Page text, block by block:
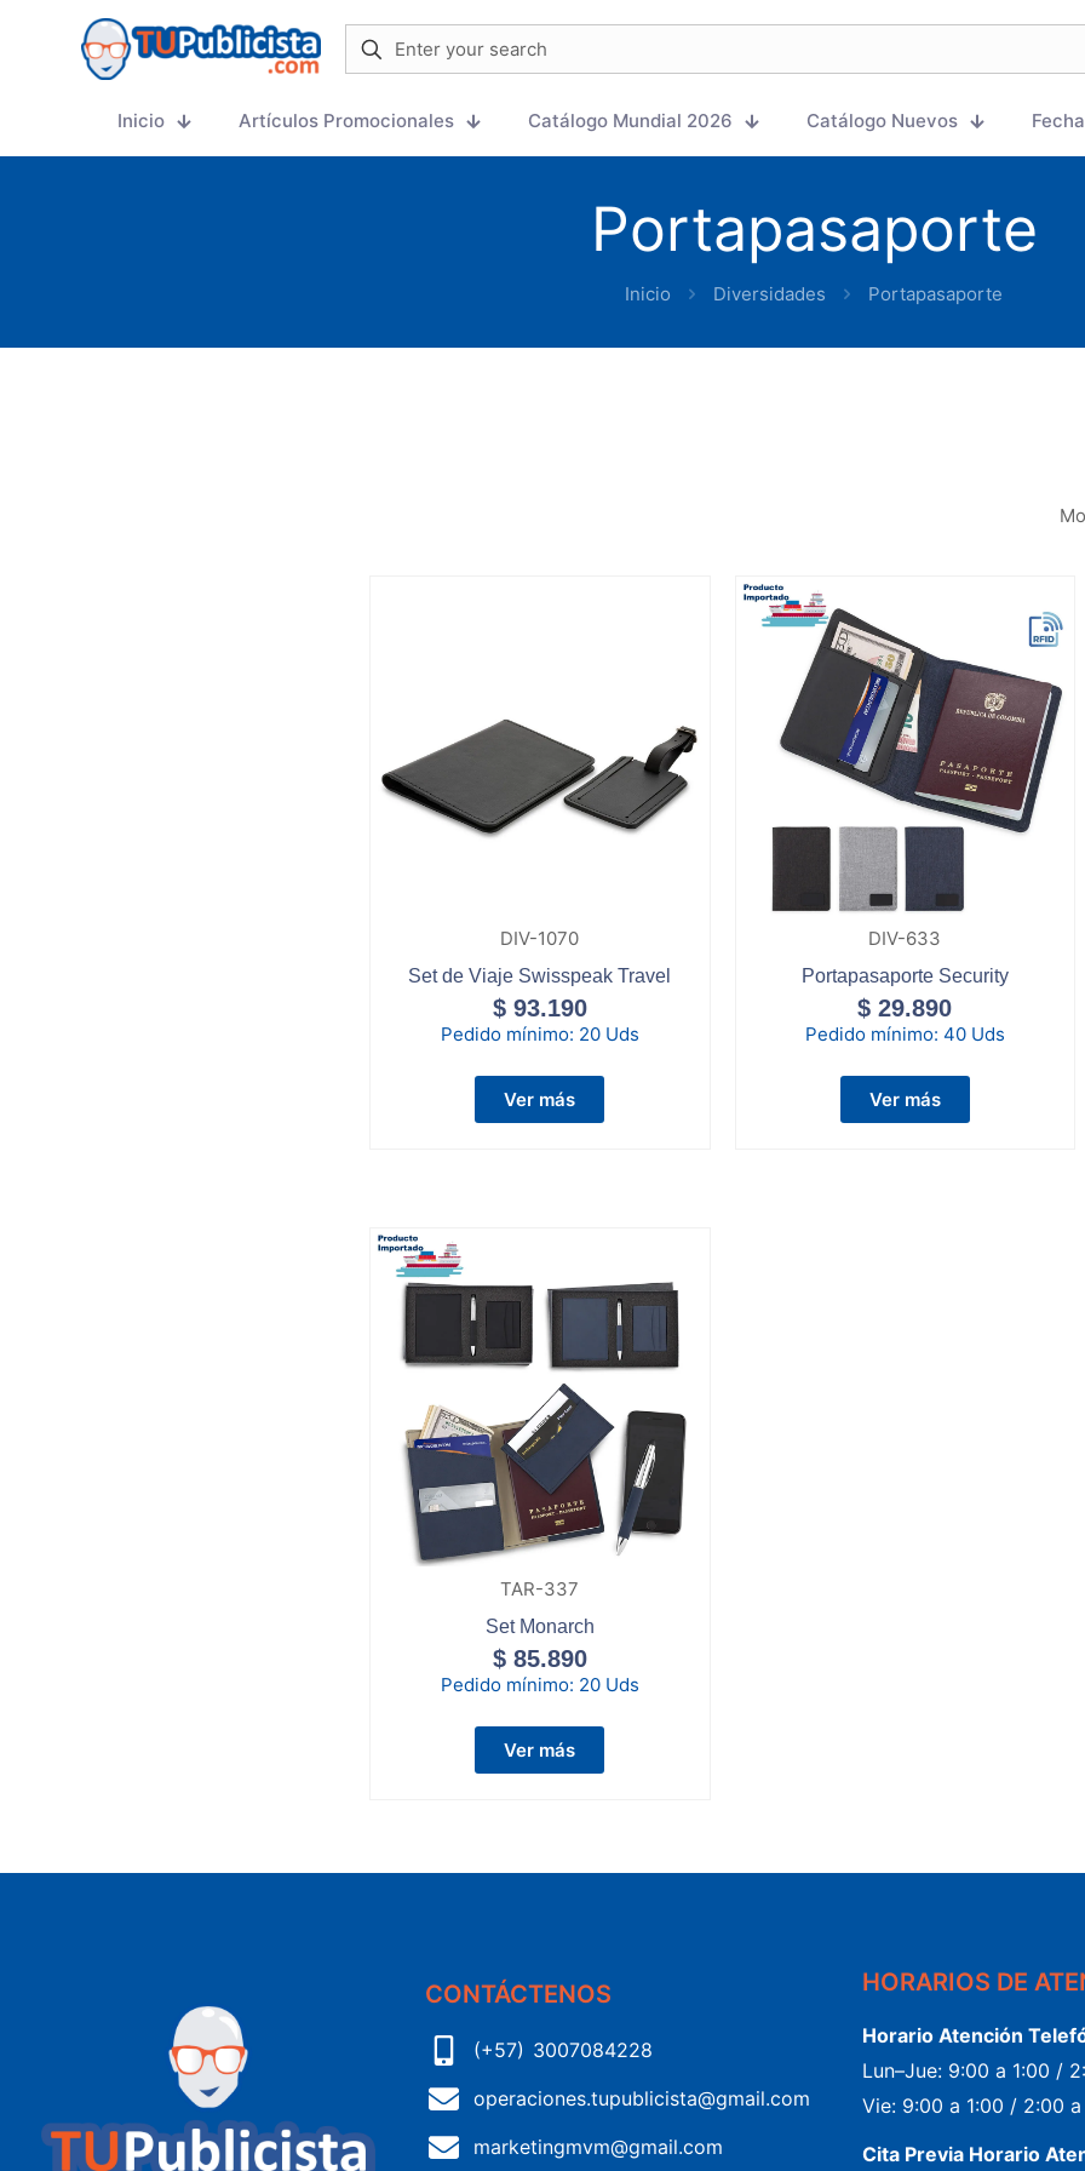
Inicio Artículos Promocionales Catálogo Mundial 2026 Catálogo Nuevos
Portapasaporte
Inicio Diversidades Portapasaporte
DIV-1070
Set de Viaje Swisspeak Travel
$93.190
Pedido mínimo: 20 Uds
Ver más
DIV-633
Portapasaporte Security
$ 29.890
Pedido mínimo: 40 Uds
Ver más
TAR-337
Set Monarch
$85.890
Pedido mínimo: 20 Uds
Ver más
CONTÁCTENOS
(+57) 3007084228
operaciones.tupublicista@gmail.com
marketingmvm@gmail.com
HORARIOS DE
Horario Atención
Lun–Jue: 9:00 a 1:00 /
Vie: 9:00 a 1:00 / 2:00
Cita Previa Horario